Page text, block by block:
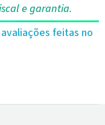
e garantia.
feitas no